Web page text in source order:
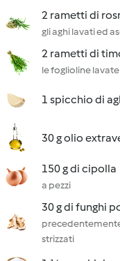
2 rametti di
gli aghi lavati ed
2 rametti di
le foglioline
1 spicchio di
30 g olio
150 g di cipolla
a pezzi
30 g di funghi
strizzati